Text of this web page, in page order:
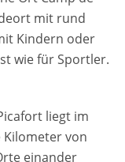
mit rund
Kindern oder
wie für Sportler.
liegt im
von
einander